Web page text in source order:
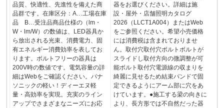
品質、快適性、先進性を備えた商
品群です。在庫区分：A…工場在庫
品 B…受注品商品仕様の（lm・
W・lm/W）の数値は、LED器具か
ら放出される光束、消費電力、固
有エネルギー消費効率を表してお
ります。ボルトフリーの器具は
200V時の数値です。電気容量の詳
細はWebをご確認ください。パナ
ソニックの軽い！ディーエヌ軽
量・高効率を実現。充実のライン
アップでさまざまなニーズにお応
器をお選びください。詳細は施
設・屋外・店舗照明カタログ
2026（LLCT1A004）またはWeb
をご参照ください。希望小売価格
には消費税は含まれておりませ
ん。取付穴取付穴ボルトボルトが
スライドし取付方向の微調整が可
能ボルト取付穴電源線の収まりを
綺麗に見せるため結束バンドで固
定できるようにアーム部に穴をあ
けています。●施工する梁の向きに
より、長方形では不自然だった器